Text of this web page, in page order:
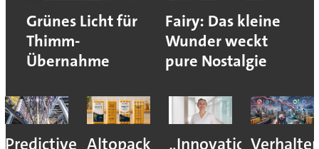
Grünes Licht für
Thimm-
Übernahme
Fairy: Das kleine
Wunder weckt
pure Nostalgie
Predictive Altopack
„Innovation